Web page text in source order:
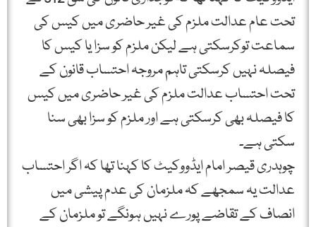
تحت عام عدالت ملزم کی غیر حاضری میں کیس کی
سماعت توکرسکتی ہے لیکن ملزم کو سزا یا کیس کا
فیصلہ نہیں کرسکتی تاہم مروجہ احتساب قانون کے
تحت احتساب عدالت ملزم کی غیر حاضری میں کیس
کا فیصلہ بھی کرسکتی ہے اور ملزم کو سزا بھی سنا
سکتی ہے۔
چوہدری قیصر امام ایڈووکیٹ کا کہنا تھا کہ اگر احتساب
عدالت یہ سمجھے کہ ملزمان کی عدم پیشی میں
انصاف کے تقاضے پورے نہیں ہونگے تو ملزمان کے